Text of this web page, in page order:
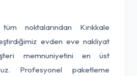
noktalarından Kırıkkale
evden eve nakliyat
memnuniyetini en üst
Profesyonel paketleme